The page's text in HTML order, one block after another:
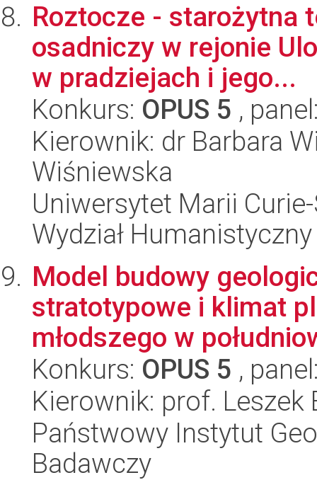
Roztocze - starożytna
osadniczy w rejonie
w pradziejach i jego...
Konkurs: OPUS 5 ,
Kierownik: dr Barbara
Wiśniewska
Uniwersytet Marii
Wydział Humanistyczny
Model budowy
stratotypowe i klimat
młodszego w
Konkurs: OPUS 5 ,
Kierownik: prof. Leszek
Państwowy Instytut
Badawczy